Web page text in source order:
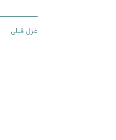
غزل قبلی